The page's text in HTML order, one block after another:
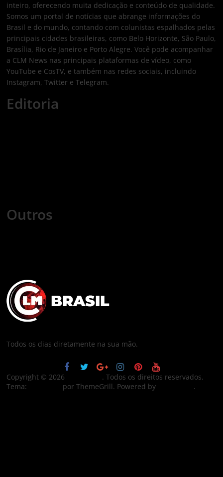
inteiro, oferecendo muita dedicação e conteúdo de qualidade.
Somos um portal de notícias que abrange informações do
Brasil e do mundo, contando com colunistas espalhados pelas
principais cidades brasileiras, como Belo Horizonte, São Paulo,
Brasília, Rio de Janeiro e Porto Alegre. Você pode acompanhar
a CLM News nas principais plataformas de vídeo, como
YouTube e CosTV, e também nas redes sociais, incluindo
Instagram, Twitter e Telegram.
Editoria
Outros
Todos os dias diretamente na sua mão.
Copyright © 2026
. Todos os direitos reservados.
Tema:
por ThemeGrill. Powered by .